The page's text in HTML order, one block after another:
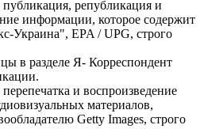
републикация и
информации, которое содержит
Украина", EPA / UPG, строго
в разделе Я- Корреспондент
и воспроизведение
материалов,
Getty Images, строго